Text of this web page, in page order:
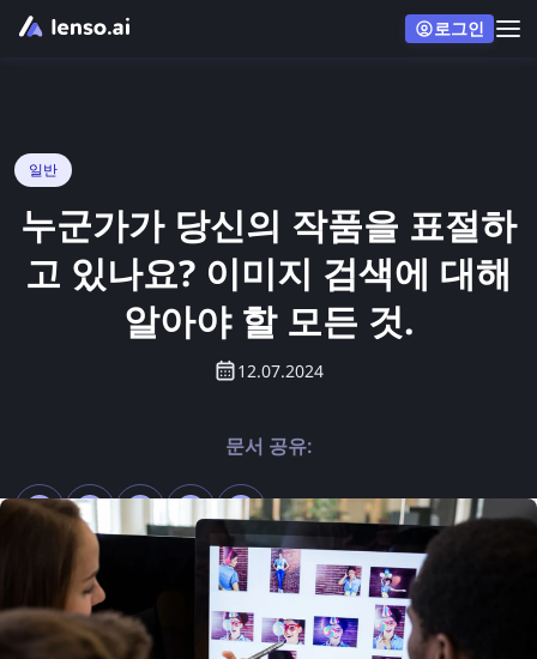
로그인
일반
누군가가 당신의 작품을 표절하
고 있나요? 이미지 검색에 대해
알아야 할 모든 것.
12.07.2024
문서 공유: